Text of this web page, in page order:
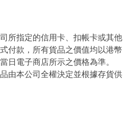
所指定的信用卡、扣帳卡或其他
付款，所有貨品之價值均以港幣
日電子商店所示之價格為準。
由本公司全權決定並根據存貨供